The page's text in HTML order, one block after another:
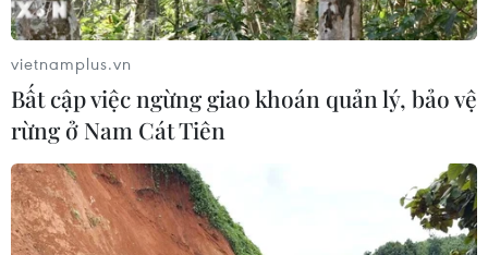
vietnamplus.vn
Bất cập việc ngừng giao khoán quản lý, bảo vệ
rừng ở Nam Cát Tiên